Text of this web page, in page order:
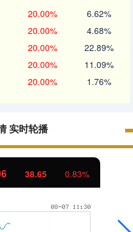
20.00% 6.62%
20.00% 4.68%
20.00% 22.89%
20.00% 11.09%
20.00% 1.76%
实时轮播
6.84 0.61%